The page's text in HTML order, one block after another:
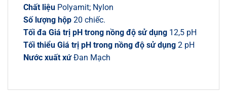
Chất liệu Polyamit; Nylon
Số lượng hộp 20 chiếc.
Tối đa Giá trị pH trong nồng độ sử dụng 12,5 pH
Tối thiểu Giá trị pH trong nồng độ sử dụng 2 pH
Nước xuất xứĐan Mạch